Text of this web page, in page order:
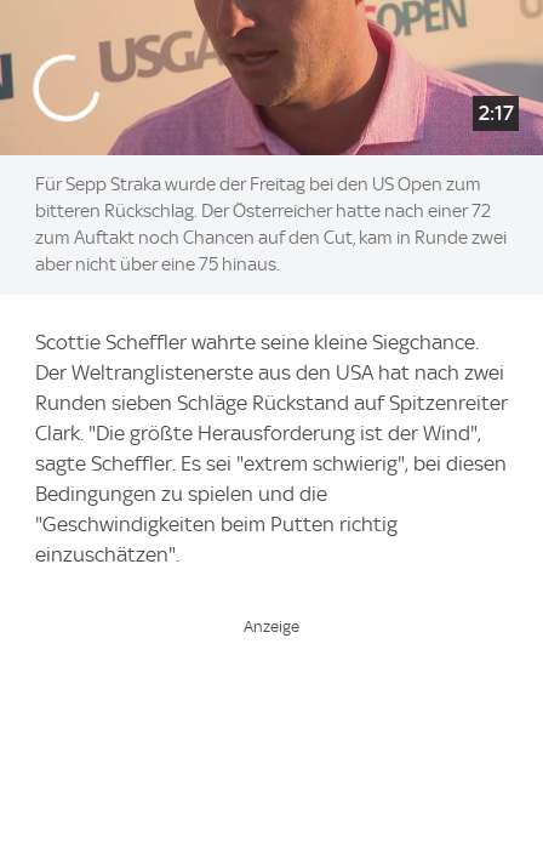
2:17
Für Sepp Straka wurde der Freitag bei den US Open zum
bitteren Rückschlag. Der Österreicher hatte nach einer 72
zum Auftakt noch Chancen auf den Cut, kam in Runde zwei
aber nicht über eine 75 hinaus.
Scottie Scheffler wahrte seine kleine Siegchance.
Der Weltranglistenerste aus den USA hat nach zwei
Runden sieben Schläge Rückstand auf Spitzenreiter
Clark. "Die größte Herausforderung ist der Wind",
sagte Scheffler. Es sei "extrem schwierig", bei diesen
Bedingungen zu spielen und die
"Geschwindigkeiten beim Putten richtig
einzuschätzen".